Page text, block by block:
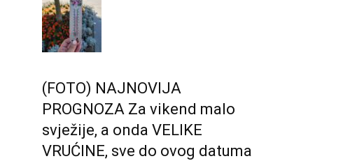
(FOTO) NAJNOVIJA
PROGNOZA Za vikend malo
svježije, a onda VELIKE
VRUĆINE, sve do ovog datuma